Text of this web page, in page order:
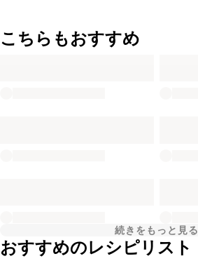
こちらもおすすめ
続きをもっと見る
おすすめのレシピリスト